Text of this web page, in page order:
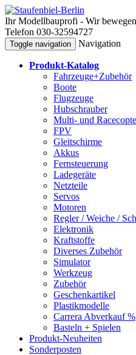
Ihr Modellbauprofi - Wir
Telefon 030-32594727
Toggle navigation Navigation
Produkt-Katalog
Fahrzeuge+Zubehör
Boote
Flugzeuge
Hubschrauber
Multi- und
FPV
Gleitschirme
Akkus
Fernsteuerung
Ladegeräte
Netzteile
Servos
Motoren
Regler / Weiche /
Elektronik
Kraftstoffe
Diverses Zubehör
Simulator
Werkzeug
Zubehör
Geschenkartikel
Plastikmodelle
Carrera Abverkauf %
Basteln + Spielen
Produkt-Neuheiten
Sonderposten